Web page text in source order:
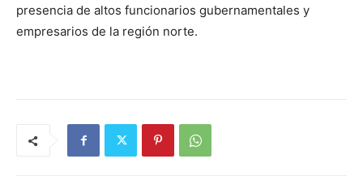
presencia de altos funcionarios gubernamentales y
empresarios de la región norte.